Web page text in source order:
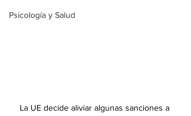
Psicología y Salud
La UE decide aliviar algunas sanciones a